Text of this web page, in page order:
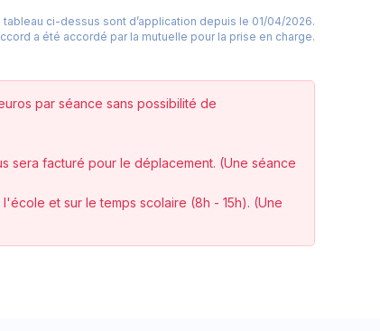
ci-dessus sont d’application depuis le 01/04/2026.
a été accordé par la mutuelle pour la prise en charge.
par séance sans possibilité de
sera facturé pour le déplacement. (Une séance
et sur le temps scolaire (8h - 15h). (Une